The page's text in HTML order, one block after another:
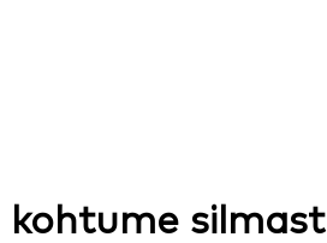
kohtume silmast